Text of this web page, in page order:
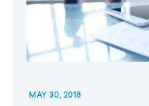
MAY 30, 2018